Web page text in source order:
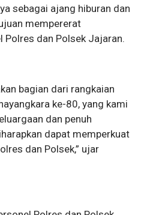
sebagai ajang hiburan dan
mempererat
Polres dan Polsek Jajaran.
bagian dari rangkaian
ke-80, yang kami
dan penuh
dapat memperkuat
dan Polsek,” ujar